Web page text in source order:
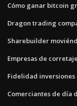
Cómo ganar bitcoin
Dragon trading
Sharebuilder
Empresas de
Fidelidad inversiones
Comerciantes de día